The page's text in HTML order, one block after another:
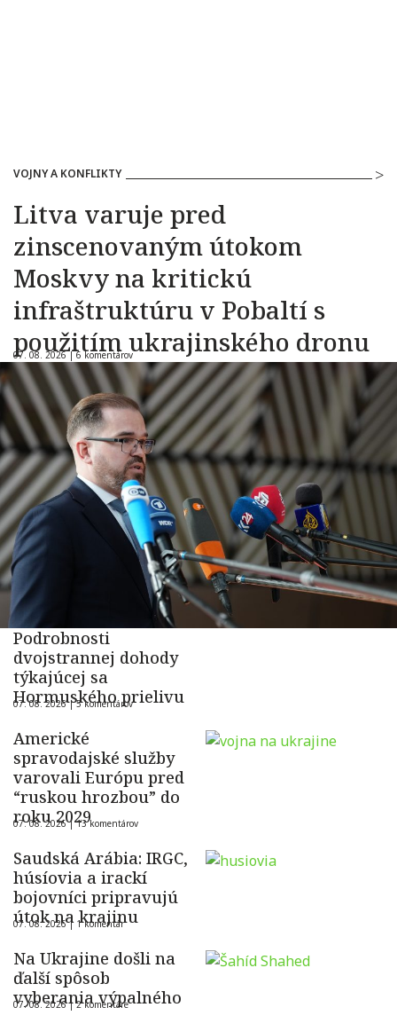
VOJNY A KONFLIKTY
Litva varuje pred
zinscenovaným útokom
Moskvy na kritickú
infraštruktúru v Pobaltí s
použitím ukrajinského dronu
07. 08. 2026 |6 komentárov
Podrobnosti
dvojstrannej dohody
týkajúcej sa
Hormuského prielivu
07. 08. 2026 |5 komentárov
Americké
spravodajské služby
varovali Európu pred
“ruskou hrozbou” do
roku 2029
07. 08. 2026 |13 komentárov
Saudská Arábia: IRGC,
húsíovia a irackí
bojovníci pripravujú
útok na krajinu
07. 08. 2026 | 1 komentár
Na Ukrajine došli na
ďalší spôsob
vyberania výpalného
07. 08. 2026 |2 komentáre